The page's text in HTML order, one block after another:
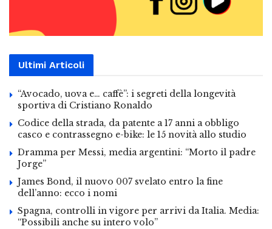
Ultimi Articoli
“Avocado, uova e… caffè”: i segreti della longevità
sportiva di Cristiano Ronaldo
Codice della strada, da patente a 17 anni a obbligo
casco e contrassegno e-bike: le 15 novità allo studio
Dramma per Messi, media argentini: “Morto il padre
Jorge”
James Bond, il nuovo 007 svelato entro la fine
dell’anno: ecco i nomi
Spagna, controlli in vigore per arrivi da Italia. Media:
“Possibili anche su intero volo”